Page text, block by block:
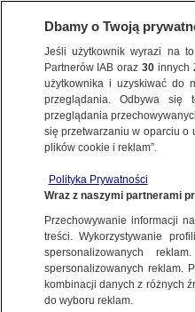
LUBUSKIE
mandatu w kilka
10.10.2023, 11:44
Udostępnij
Dbamy o Twoją
Jeśli użytkownik wyrazi na
Partnerów IAB oraz30 innych
użytkownika i uzyskiwać do
przeglądania. Odbywa się
przeglądania
się przetwarzaniu w oparciu o
plików cookie i reklam”.
Polityka Prywatności
Wraz z naszymi partnerami
Przechowywanie informacji
treści. Wykorzystywanie
spersonalizowanych
spersonalizowanych reklam.
kombinacji danych z różnych
do wyboru reklam.